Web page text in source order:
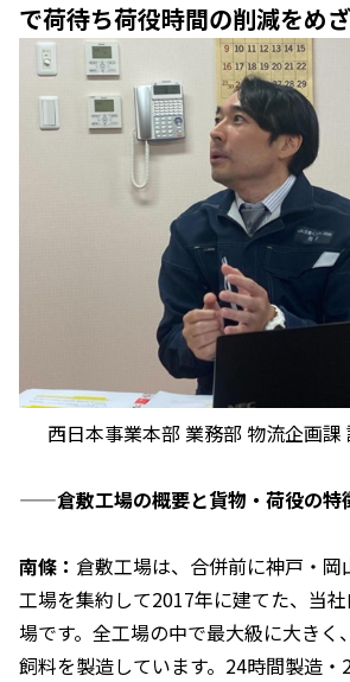
で荷待ち荷役時間の削減をめ
西日本事業本部 業務部 物流企画課
——倉敷工場の概要と貨物・荷役の特
南條： 倉敷工場は、合併前に神戸・
工場を集約して2017年に建てた、当
場です。全工場の中で最大級に大きく
飼料を製造しています。24時間製造・